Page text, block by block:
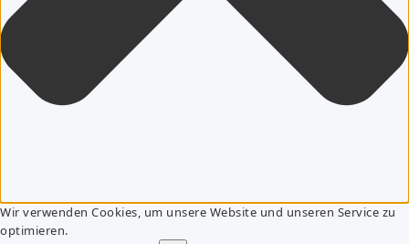
Wir verwenden Cookies, um unsere Website und unseren Service zu
optimieren.